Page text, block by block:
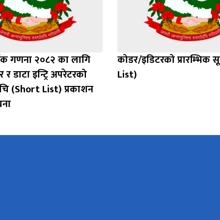
गणना २०८२ का लागि
डाटा इन्ट्रि अपरेटरको
(Short List) प्रकाशन
कोडर/इडिटरको
List)